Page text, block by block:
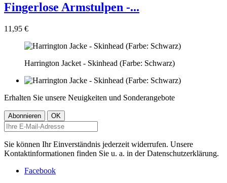
Fingerlose Armstulpen -...
11,95 €
Harrington Jacket - Skinhead (Farbe: Schwarz)
Erhalten Sie unsere Neuigkeiten und Sonderangebote
Sie können Ihr Einverständnis jederzeit widerrufen. Unsere
Kontaktinformationen finden Sie u. a. in der Datenschutzerklärung.
Facebook